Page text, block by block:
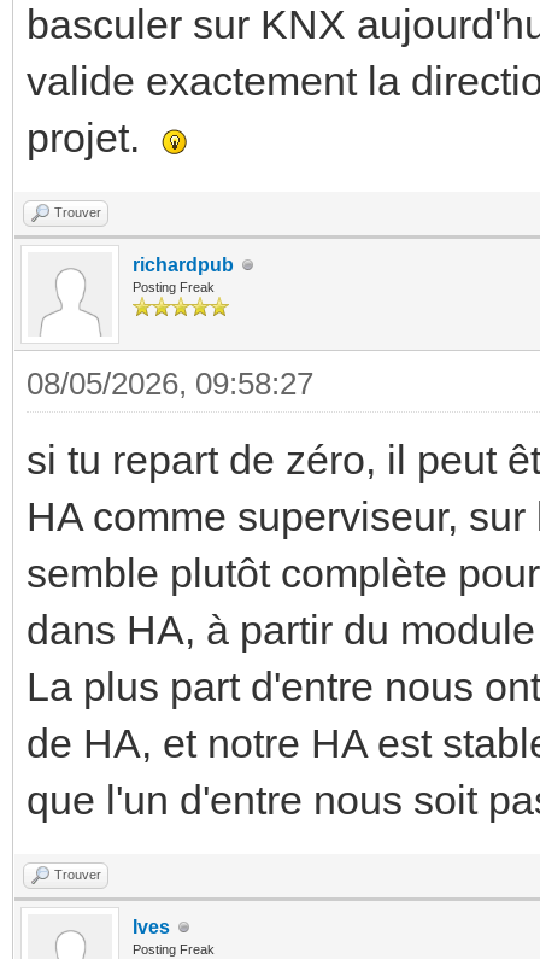
basculer sur KNX
valide exactement la
projet.
Trouver
richardpub
Posting Freak
08/05/2026, 09:58:27
si tu repart de zéro, il peut
HA comme superviseur,
semble plutôt complète
dans HA, à partir du
La plus part d'entre nous
de HA, et notre HA est
que l'un d'entre nous soit
Trouver
Ives
Posting Freak